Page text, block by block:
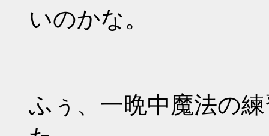
いのかな。
ふぅ、一晩中魔法の